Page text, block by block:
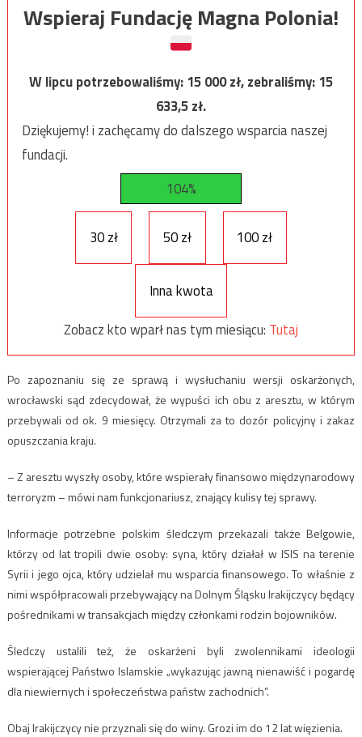
Wspieraj Fundację Magna Polonia!
W lipcu potrzebowaliśmy:15 000zł, zebraliśmy:15
633,5zł.
Dziękujemy! i zachęcamy do dalszego wsparcia naszej
fundacji.
104%
30 zł 50 zł 100 zł
Inna kwota
Zobacz kto wparł nas tym miesiącu: Tutaj
Po zapoznaniu się ze sprawą i wysłuchaniu wersji oskarżonych,
wrocławski sąd zdecydował, że wypuści ich obu z aresztu, w którym
przebywali od ok. 9 miesięcy. Otrzymali za to dozór policyjny i zakaz
opuszczania kraju.
– Z aresztu wyszły osoby, które wspierały finansowo międzynarodowy
terroryzm – mówi nam funkcjonariusz, znający kulisy tej sprawy.
Informacje potrzebne polskim śledczym przekazali także Belgowie,
którzy od lat tropili dwie osoby: syna, który działał w ISIS na terenie
Syrii i jego ojca, który udzielał mu wsparcia finansowego. To właśnie z
nimi współpracowali przebywający na Dolnym Śląsku Irakijczycy będący
pośrednikami w transakcjach między członkami rodzin bojowników.
Śledczy ustalili też, że oskarżeni byli zwolennikami ideologii
wspierającej Państwo Islamskie „wykazując jawną nienawiść i pogardę
dla niewiernych i społeczeństwa państw zachodnich”.
Obaj Irakijczycy nie przyznali się do winy. Grozi im do 12 lat więzienia.